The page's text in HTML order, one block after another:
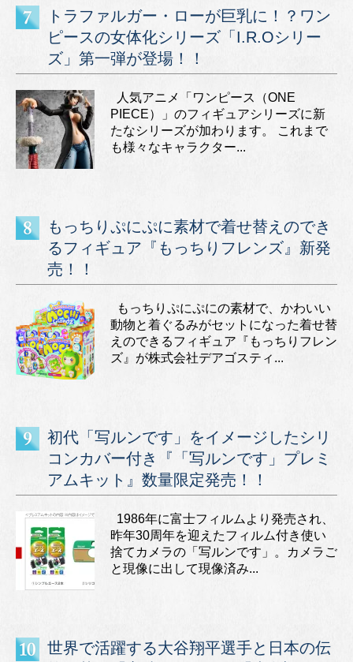
トラファルガー・ローが巨乳に！？ワン
ピースの女体化シリーズ「I.R.Oシリー
ズ」第一弾が登場！！
人気アニメ「ワンピース（ONE
PIECE）」のフィギュアシリーズに新
たなシリーズが加わります。 これまで
も様々なキャラクター...
もっちりぷにぷに素材で着せ替えのでき
るフィギュア『もっちりフレンズ』新発
売！！
もっちりぷにぷにの素材で、かわいい
動物と着ぐるみがセットになった着せ替
えのできるフィギュア『もっちりフレン
ズ』が株式会社デアゴスティ...
初代「写ルンです」をイメージしたシリ
コンカバー付き『「写ルンです」プレミ
アムキット』数量限定発売！！
1986年に富士フィルムより発売され、
昨年30周年を迎えたフィルム付き使い
捨てカメラの「写ルンです」。カメラご
と現像に出して現像済み...
世界で活躍する大谷翔平選手と日本の伝